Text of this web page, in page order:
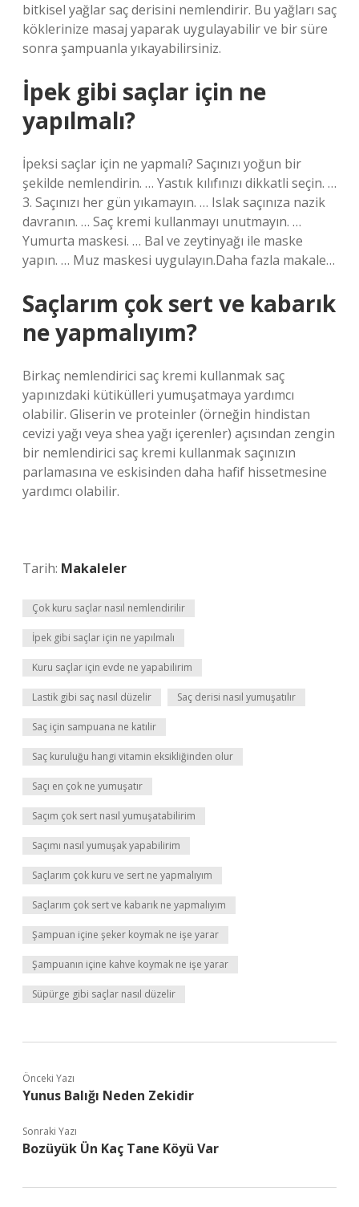
bitkisel yağlar saç derisini nemlendirir. Bu yağları saç
köklerinize masaj yaparak uygulayabilir ve bir süre
sonra şampuanla yıkayabilirsiniz.
İpek gibi saçlar için ne
yapılmalı?
İpeksi saçlar için ne yapmalı? Saçınızı yoğun bir
şekilde nemlendirin. … Yastık kılıfınızı dikkatli seçin. …
3. Saçınızı her gün yıkamayın. … Islak saçınıza nazik
davranın. … Saç kremi kullanmayı unutmayın. …
Yumurta maskesi. … Bal ve zeytinyağı ile maske
yapın. … Muz maskesi uygulayın.Daha fazla makale…
Saçlarım çok sert ve kabarık
ne yapmalıyım?
Birkaç nemlendirici saç kremi kullanmak saç
yapınızdaki kütikülleri yumuşatmaya yardımcı
olabilir. Gliserin ve proteinler (örneğin hindistan
cevizi yağı veya shea yağı içerenler) açısından zengin
bir nemlendirici saç kremi kullanmak saçınızın
parlamasına ve eskisinden daha hafif hissetmesine
yardımcı olabilir.
Tarih: Makaleler
Çok kuru saçlar nasıl nemlendirilir
İpek gibi saçlar için ne yapılmalı
Kuru saçlar için evde ne yapabilirim
Lastik gibi saç nasıl düzelir Saç derisi nasıl yumuşatılır
Saç için sampuana ne katılir
Saç kuruluğu hangi vitamin eksikliğinden olur
Saçı en çok ne yumuşatır
Saçım çok sert nasıl yumuşatabilirim
Saçımı nasıl yumuşak yapabilirim
Saçlarım çok kuru ve sert ne yapmalıyım
Saçlarım çok sert ve kabarık ne yapmalıyım
Şampuan içine şeker koymak ne işe yarar
Şampuanın içine kahve koymak ne işe yarar
Süpürge gibi saçlar nasıl düzelir
Önceki Yazı
Yunus Balığı Neden Zekidir
Sonraki Yazı
Bozüyük Ün Kaç Tane Köyü Var